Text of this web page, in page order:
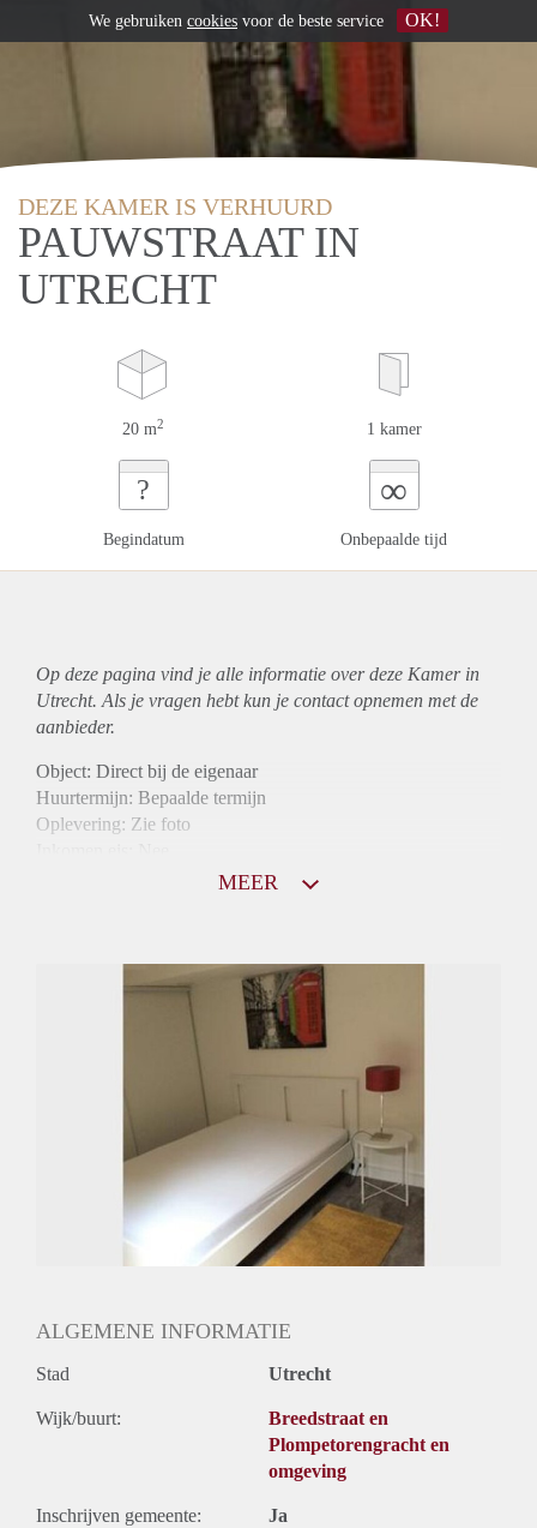
DEZE KAMER IS VERHUURD
PAUWSTRAAT IN
UTRECHT
20 m2 1 kamer
?
Begindatum
∞
Onbepaalde tijd
Op deze pagina vind je alle informatie over deze Kamer in
Utrecht. Als je vragen hebt kun je contact opnemen met de
aanbieder.
Object: Direct bij de eigenaar
Huurtermijn: Bepaalde termijn
Oplevering: Zie foto
Gedeelde Douche: Ja
Gedeelde woonkamer: Ja
Geslacht huisgenoten: Gemengd
MEER
ALGEMENE INFORMATIE
Stad Utrecht
Wijk/buurt:
Breedstraat en
Plompetorengracht en
omgeving
Inschrijven gemeente: Ja
We gebruiken cookies voor de beste service OK!